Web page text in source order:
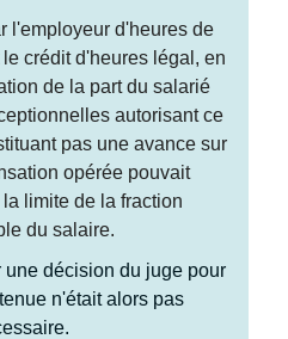
l'employeur d'heures de
crédit d'heures légal, en
de la part du salarié
autorisant ce
pas une avance sur
opérée pouvait
limite de la fraction
du salaire.
une décision du juge pour
n'était alors pas